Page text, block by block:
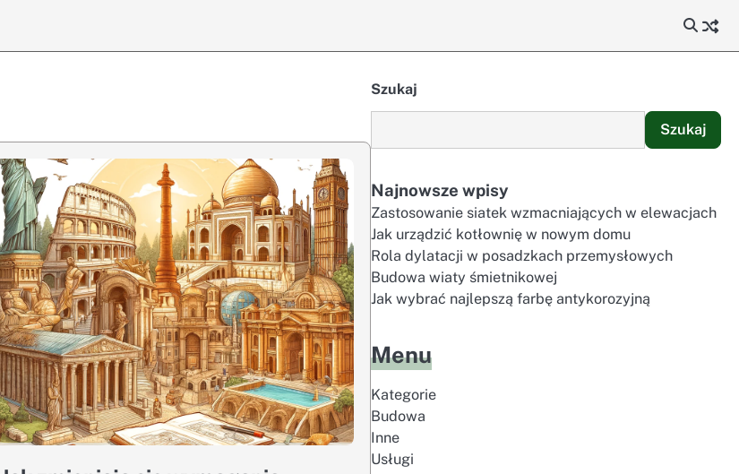
Szukaj
Szukaj
Najnowsze wpisy
Zastosowanie siatek wzmacniających w elewacjach
Jak urządzić kotłownię w nowym domu
Rola dylatacji w posadzkach przemysłowych
Budowa wiaty śmietnikowej
Jak wybrać najlepszą farbę antykorozyjną
Menu
Kategorie
Budowa
Inne
Usługi